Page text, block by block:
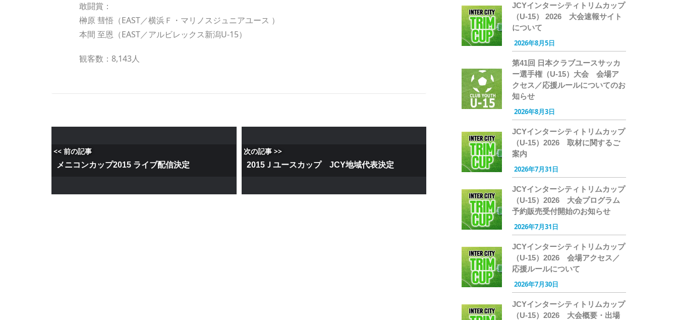
敢闘賞：
榊原 彗悟（EAST／横浜Ｆ・マリノスジュニアユース ）
本間 至恩（EAST／アルビレックス新潟U-15）
観客数：8,143人
<< 前の記事
メニコンカップ2015 ライブ配信決定
次の記事 >>
2015Ｊユースカップ JCY地域代表決定
JCYインターシティトリムカップ
（U-15） 2026 大会速報サイト
について
2026年8月5日
第41回 日本クラブユースサッカ
ー選手権（U-15）大会 会場ア
クセス／応援ルールについてのお
知らせ
2026年8月3日
JCYインターシティトリムカップ
（U-15）2026 取材に関するご
案内
2026年7月31日
JCYインターシティトリムカップ
（U-15）2026 大会プログラム
予約販売受付開始のお知らせ
2026年7月31日
JCYインターシティトリムカップ
（U-15）2026 会場アクセス／
応援ルールについて
2026年7月30日
JCYインターシティトリムカップ
（U-15）2026 大会概要・出場